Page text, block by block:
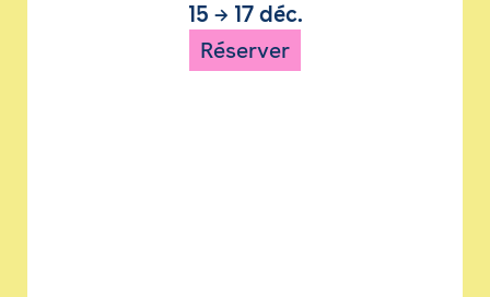
15 → 17 déc.
Réserver